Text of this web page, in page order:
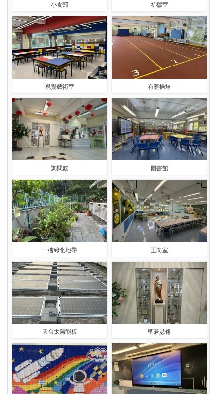
小食部 祈禱室
視覺藝術室 有蓋操場
詢問處 圖書館
一樓綠化地帶 正向室
天台太陽能板 聖若瑟像